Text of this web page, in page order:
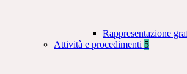
Rappresentazione
Attività e procedimenti 5